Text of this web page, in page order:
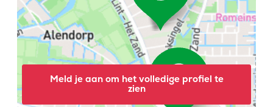
Meld je aan om het volledige profiel te
zien